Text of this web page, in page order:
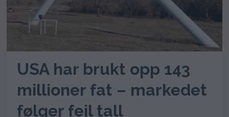
USA har brukt opp 143
millioner fat – markedet
følger feil tall